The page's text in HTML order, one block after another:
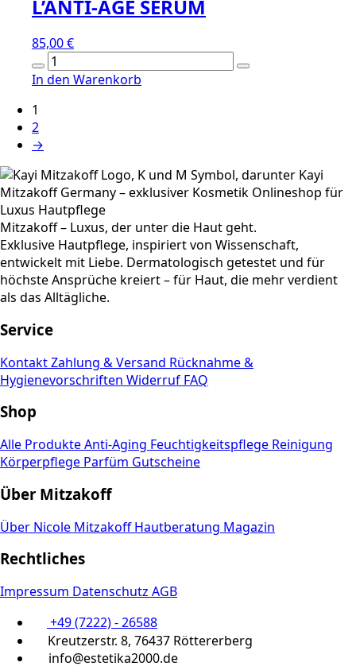
L’ANTI-ÂGE SERUM
85,00€
L’ANTI-
ÂGE
Menge
In den Warenkorb
1
2
→
Mitzakoff – Luxus, der unter die Haut geht.
Exklusive Hautpflege, inspiriert von Wissenschaft,
entwickelt mit Liebe. Dermatologisch getestet und für
höchste Ansprüche kreiert – für Haut, die mehr verdient
als das Alltägliche.
Service
KontaktZahlung & Versand Rücknahme &
Hygienevorschriften Widerruf FAQ
Shop
Alle ProdukteAnti-Aging Feuchtigkeitspflege Reinigung
Körperpflege Parfüm Gutscheine
Über Mitzakoff
Über Nicole MitzakoffHautberatung Magazin
Rechtliches
Impressum Datenschutz AGB
+49 (7222) - 26588
Kreutzerstr. 8, 76437 Röttererberg
info@estetika2000.de